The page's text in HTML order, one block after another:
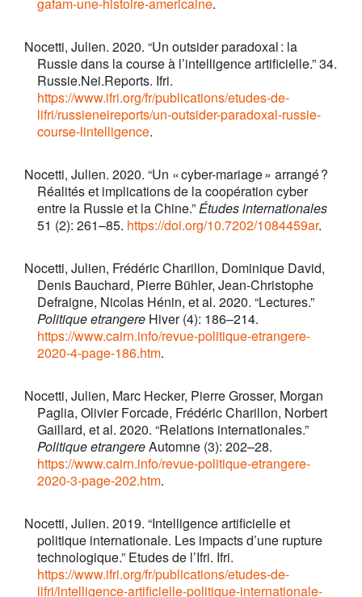
Nocetti, Julien. 2020. “Un outsider paradoxal : la
Russie dans la course à l’intelligence artificielle.” 34.
Russie.Nei.Reports. Ifri.
https://www.ifri.org/fr/publications/etudes-de-
lifri/russieneireports/un-outsider-paradoxal-russie-
course-lintelligence.
Nocetti, Julien. 2020. “Un « cyber-mariage » arrangé ?
Réalités et implications de la coopération cyber
entre la Russie et la Chine.”Études internationales
51 (2): 261–85. https://doi.org/10.7202/1084459ar.
Nocetti, Julien, Frédéric Charillon, Dominique David,
Denis Bauchard, Pierre Bühler, Jean-Christophe
Defraigne, Nicolas Hénin, et al. 2020. “Lectures.”
Politique etrangere Hiver (4): 186–214.
https://www.cairn.info/revue-politique-etrangere-
2020-4-page-186.htm.
Nocetti, Julien, Marc Hecker, Pierre Grosser, Morgan
Paglia, Olivier Forcade, Frédéric Charillon, Norbert
Gaillard, et al. 2020. “Relations internationales.”
Politique etrangereAutomne (3): 202–28.
https://www.cairn.info/revue-politique-etrangere-
2020-3-page-202.htm.
Nocetti, Julien. 2019. “Intelligence artificielle et
politique internationale. Les impacts d’une rupture
technologique.” Etudes de l’Ifri. Ifri.
https://www.ifri.org/fr/publications/etudes-de-
lifri/intelligence-artificielle-politique-internationale-